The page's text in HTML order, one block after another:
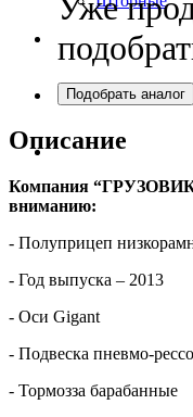
Коммерческие авто
Автобусы
Спецтехника
Подобрать аналог
Описание
Компания
вниманию:
- Полуприцеп
- Год выпуска – 2013
- Оси Gigant
- Подвеска пневмо-
- Тормозза барабанные